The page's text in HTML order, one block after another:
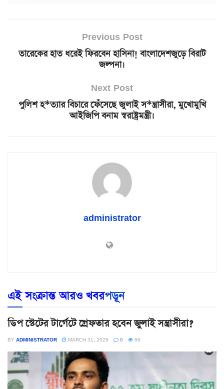
Previous Post
তারেকের হাত ধরেই ফিরবেন হাসিনা! বাংলাদেশজুড়ে বিরাট
জল্পনা।
Next Post
পুলিশ হ*ত্যার বিচারে ফেঁসেছে জুলাই স*ন্ত্রাসীরা, মুখোমুখি
আইজিপি বনাম স্বরাষ্ট্রমন্ত্রী।
administrator
এই সংক্রান্ত আরও খবরপড়ূন
ডিপ স্টেটের টার্গেটে গ্রেফতার হবেন জুলাই সন্ত্রাসীরা?
BY ADMINISTRATOR MARCH 31, 2026 0 88